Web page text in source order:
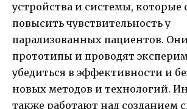
устройства и системы, которые
повысить чувствительность у
парализованных пациентов.
прототипы и проводят
убедиться в эффективности и
новых методов и технологий.
также работают над созданием